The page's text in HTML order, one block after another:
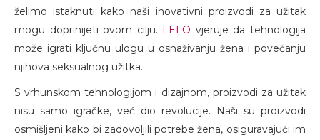
želimo istaknuti kako naši inovativni proizvodi za užitak
mogu doprinijeti ovom cilju. LELO vjeruje da tehnologija
može igrati ključnu ulogu u osnaživanju žena i povećanju
njihova seksualnog užitka.
S vrhunskom tehnologijom i dizajnom, proizvodi za užitak
nisu samo igračke, već dio revolucije. Naši su proizvodi
osmišljeni kako bi zadovoljili potrebe žena, osiguravajući im